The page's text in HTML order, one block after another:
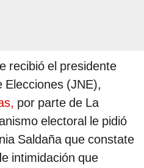
recibió el presidente
Elecciones (JNE),
por parte de La
electoral le pidió
Saldaña que constate
intimidación que